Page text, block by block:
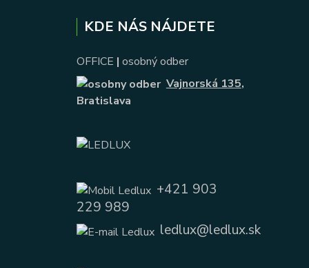
KDE NÁS NÁJDETE
OFFICE | osobný odber
Vajnorská 135,
Bratislava
+421 903
229 989
ledlux@ledlux.sk